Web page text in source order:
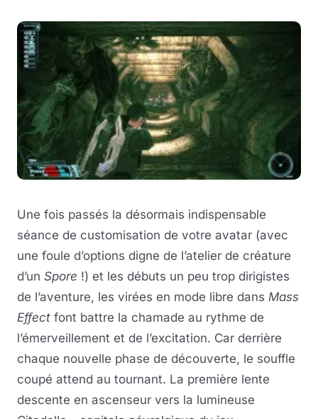
Une fois passés la désormais indispensable
séance de customisation de votre avatar (avec
une foule d’options digne de l’atelier de créature
d’un Spore !) et les débuts un peu trop dirigistes
de l’aventure, les virées en mode libre dans Mass
Effect font battre la chamade au rythme de
l’émerveillement et de l’excitation. Car derrière
chaque nouvelle phase de découverte, le souffle
coupé attend au tournant. La première lente
descente en ascenseur vers la lumineuse